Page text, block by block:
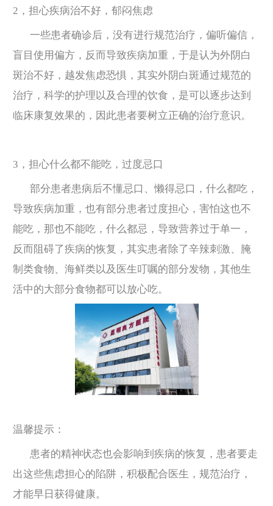
2，担心疾病治不好，郁闷焦虑
一些患者确诊后，没有进行规范治疗，偏听偏信，
盲目使用偏方，反而导致疾病加重，于是认为外阴白
斑治不好，越发焦虑恐惧，其实外阴白斑通过规范的
治疗，科学的护理以及合理的饮食，是可以逐步达到
临床康复效果的，因此患者要树立正确的治疗意识。
3，担心什么都不能吃，过度忌口
部分患者患病后不懂忌口、懒得忌口，什么都吃，
导致疾病加重，也有部分患者过度担心，害怕这也不
能吃，那也不能吃，什么都忌，导致营养过于单一，
反而阻碍了疾病的恢复，其实患者除了辛辣刺激、腌
制类食物、海鲜类以及医生叮嘱的部分发物，其他生
活中的大部分食物都可以放心吃。
温馨提示：
患者的精神状态也会影响到疾病的恢复，患者要走
出这些焦虑担心的陷阱，积极配合医生，规范治疗，
才能早日获得健康。